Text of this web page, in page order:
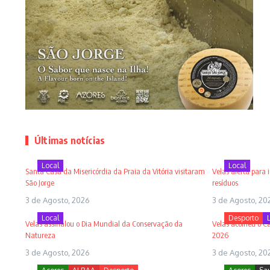
Últimas notícias
Local
Santa Casa da Misericórdia da Praia da Vitória visitaram
São Jorge
3 de Agosto, 2026
Local
Velas alerta para
resíduos
3 de Agosto,
Local
Velas assinalou o Dia Mundial da Conservação da
Natureza
3 de Agosto, 2026
Desporto
Velas acolheu o
2026
3 de Agosto,